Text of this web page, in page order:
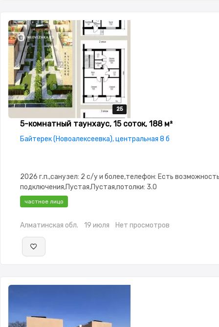
25
25
25
25
25
5-комнатный таунхаус, 15 соток, 188 м²
Байтерек (Новоалексеевка), центральная 8 б
2026 г.п.,санузел: 2 с/у и более,телефон: Есть
подключения,Пустая,Пустая,потолки: 3.0
частное лицо
Алматинская обл. 19 июля Нет просмотров